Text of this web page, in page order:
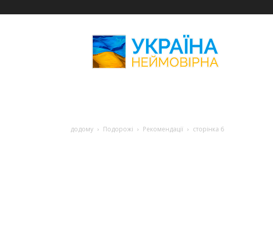
Неймовірна
додому Подорожі Рекомендації сторінка 6